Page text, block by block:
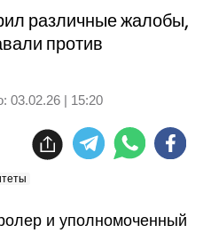
различные жалобы,
против
03.02.26 | 15:20
и уполномоченный